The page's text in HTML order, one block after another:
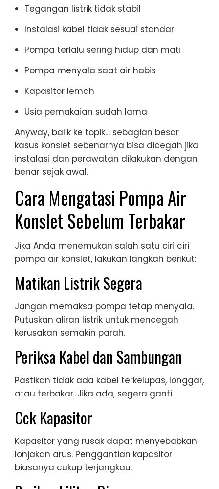
Tegangan listrik tidak stabil
Instalasi kabel tidak sesuai standar
Pompa terlalu sering hidup dan mati
Pompa menyala saat air habis
Kapasitor lemah
Usia pemakaian sudah lama
Anyway, balik ke topik… sebagian besar
kasus konslet sebenarnya bisa dicegah jika
instalasi dan perawatan dilakukan dengan
benar sejak awal.
Cara Mengatasi Pompa Air
Konslet Sebelum Terbakar
Jika Anda menemukan salah satu ciri ciri
pompa air konslet, lakukan langkah berikut:
Matikan Listrik Segera
Jangan memaksa pompa tetap menyala.
Putuskan aliran listrik untuk mencegah
kerusakan semakin parah.
Periksa Kabel dan Sambungan
Pastikan tidak ada kabel terkelupas, longgar,
atau terbakar. Jika ada, segera ganti.
Cek Kapasitor
Kapasitor yang rusak dapat menyebabkan
lonjakan arus. Penggantian kapasitor
biasanya cukup terjangkau.